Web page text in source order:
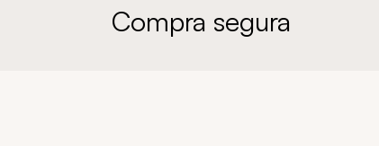
Compra segura